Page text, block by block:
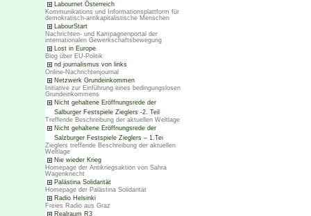
Labournet Österreich
Kommunikations und Informationsplattform für
demokratisch-antikapitalistische Menschen
LabourStart
Nachrichten- und Kampagnenportal der
internationalen Gewerkschaftsbewegung
Lost in Europe
Blog über EU-Politik
nd journalismus von links
Online-Nachrichtenjournal
Netzwerk Grundeinkommen
Initiative zur Einführung eines bedingungslosen
Grundeinkommens
Nicht gehaltene Eröffnungsrede der
Salburger Festspiele Zieglers -2. Teil
Treffende Beschreibung der aktuellen Weltlage
Nicht gehaltene Eröffnungsrede der
Salzburger Festspiele Zieglers – 1.Tei
Zieglers treffende Beschreibung der aktuellen
Weltlage
Nie wieder Krieg
Homepage der Antikriegsaktion von Sahra
Wagenknecht
Palästina Solidarität
Homepage der Palästina Solidarität
Radio Helsinki
Freies Radio aus Graz
Realraum R3